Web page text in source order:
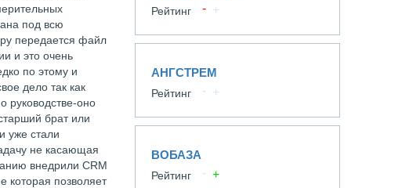
под всю
передается файл
и это очень
по этому и
дело так как
руководстве-оно
брат или
уже стали
не касающая
внедрили CRM
которая позволяет
Рейтинг
АНГСТРЕМ
Рейтинг
ВОБАЗА
Рейтинг